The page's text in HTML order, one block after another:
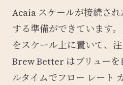
Acaia スケールが接続さ
する準備ができています
をスケール上に置いて、注
Brew Better はブリューを
ルタイムでフロー レート